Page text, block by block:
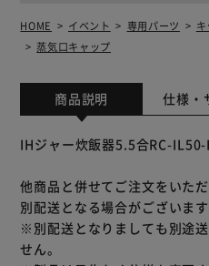
HOME イベント 専用パーツ
蒸気口キャップ
商品説明 仕様・
IHジャー炊飯器5.5合RC-IL50-
他商品と併せてご注文をいた
別配送となる場合がございます
※別配送となりましても別途
せん。